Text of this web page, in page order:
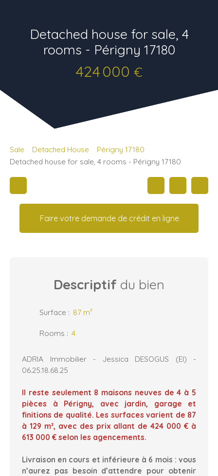
Detached house for sale, 4
rooms - Périgny 17180
424 000 €
Sale Detached House
Périgny 17180
Detached house for sale, 4 rooms - Périgny 17180
Faire votre demande de crédit en ligne
Descriptif du bien
Surface : 87 m²
Rooms : 4
ADRIA Immobilier - Jessica DESOGUS (EI) -
06.25.18.68.25
Il reste seulement 8 maisons neuves de 4 à 5
pièces à Périgny, avec jardin, garage et
finitions de qualité. Les surfaces varient de 87
à 129 m², avec des prix allant de 424 000 € à
613 000 € selon les agencements.
Livraison en cours et inférieure à 6 mois : vous
n’aurez pas besoin d’attendre pour obtenir